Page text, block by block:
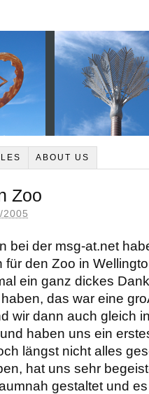
ABOUT US
Zoo
2005
bei der msg-at.net
für den Zoo in
ein ganz dickes
das war eine
wir dann auch gleich
haben uns ein
längst nicht alles
hat uns sehr
gestaltet und